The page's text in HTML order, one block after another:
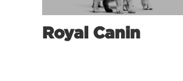
Royal Canin